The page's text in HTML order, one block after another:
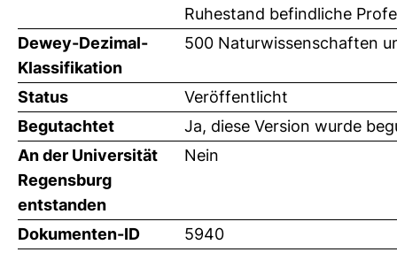
Ruhestand befindliche
Dewey-Dezimal-
Klassifikation
500 Naturwissenschaften
Status
Veröffentlicht
Begutachtet
Ja, diese Version wurde
An der Universität
Regensburg
entstanden
Nein
Dokumenten-ID 5940